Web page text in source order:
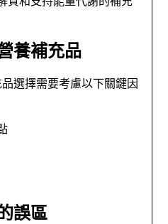
養補充品
選擇需要考慮以下關鍵因
誤區